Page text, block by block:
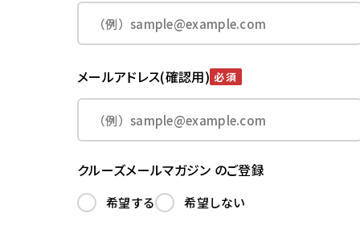
メールアドレス(確認用) 必須
クルーズメールマガジン のご登録
希望する 希望しない